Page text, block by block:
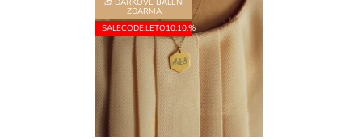
ZDARMA
SALECODE:LETO10:10:%